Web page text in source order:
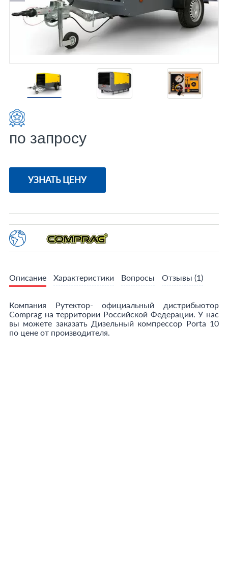
по запросу
УЗНАТЬ ЦЕНУ
Описание Характеристики Вопросы Отзывы (1)
Компания Рутектор- официальный дистрибьютор
Comprag на территории Российской Федерации. У нас
вы можете заказать Дизельный компрессор Porta 10
по цене от производителя.